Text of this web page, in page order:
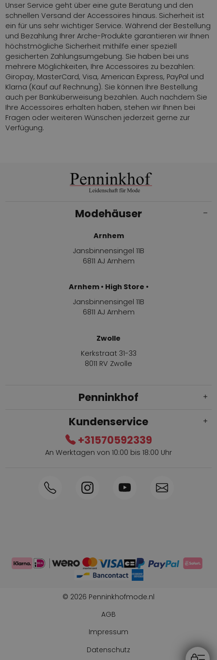
Unser Service geht über eine gute Beratung und den
schnellen Versand der Accessoires hinaus. Sicherheit ist
ein für uns sehr wichtiger Service. Während der Bestellung
und Bezahlung Ihrer Arche-Produkte garantieren wir Ihnen
höchstmögliche Sicherheit mithilfe einer speziell
gesicherten Zahlungsumgebung. Sie haben bei uns
mehrere Möglichkeiten, Ihre Accessoires zu bezahlen:
Giropay, MasterCard, Visa, American Express, PayPal und
Klarna (Kauf auf Rechnung). Sie können Ihre Bestellung
auch per Banküberweisung bezahlen. Auch nachdem Sie
Ihre Accessoires erhalten haben, stehen wir Ihnen bei
Fragen oder weiteren Wünschen jederzeit gerne zur
Verfügung.
Modehäuser
Arnhem
Jansbinnensingel 11B
6811 AJ Arnhem
Arnhem • High Store •
Jansbinnensingel 11B
6811 AJ Arnhem
Zwolle
Kerkstraat 31-33
8011 RV Zwolle
Penninkhof
Innerhalb von 1-3 Tagen geliefert
Persönliche Beratung: 0031-570592339
Kundenservice
+31570592339
An Werktagen von 10:00 bis 18:00 Uhr
© 2026 Penninkhofmode.nl
AGB
Impressum
Datenschutz